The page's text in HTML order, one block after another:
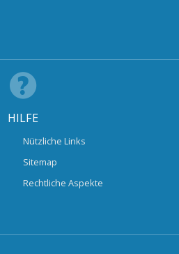
HILFE
Nützliche Links
Sitemap
Rechtliche Aspekte